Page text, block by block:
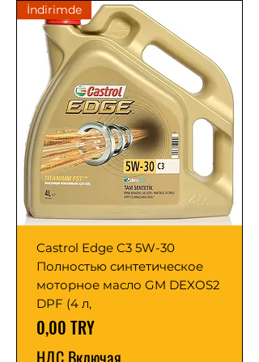
İndirimde
Castrol Edge C3 5W-30
Полностью синтетическое
моторное масло GM DEXOS2
DPF (4 л,
Цена
0,00 TRY
НДС Включая